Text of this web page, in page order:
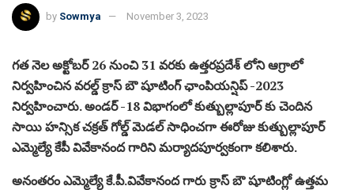
by Sowmya November 3, 2023
గత నెల అక్టోబర్ 26 నుంచి 31 వరకు ఉత్తరప్రదేశ్ లోని ఆగ్రాలో
నిర్వహించిన వరల్డ్ క్రాస్ బౌ షూటింగ్ ఛాంపియన్షిప్ -2023
నిర్వహించారు. అండర్ -18 విభాగంలో కుత్బుల్లాపూర్ కు చెందిన
సాయి హన్సిక చక్రత్ గోల్డ్ మెడల్ సాధించగా ఈరోజు కుత్బుల్లాపూర్
ఎమ్మెల్యే కేపీ వివేకానంద గారిని మర్యాదపూర్వకంగా కలిశారు.
అనంతరం ఎమ్మెల్యే కే.పీ.వివేకానంద గారు క్రాస్ బౌ షూటింగ్లో ఉత్తమ